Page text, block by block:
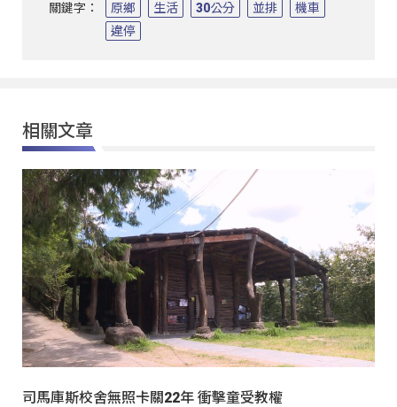
關鍵字： 原鄉 生活 30公分 並排
機車
違停
相關文章
司馬庫斯校舍無照卡關22年 衝擊童受教權